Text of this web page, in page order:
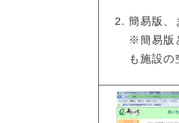
簡易版、
※簡易版
も施設の